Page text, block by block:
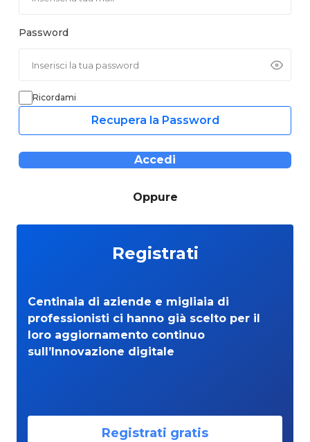
Password
Ricordami
Recupera la Password
Accedi
Oppure
Registrati
Centinaia di aziende e migliaia di
professionisti ci hanno già scelto per il
loro aggiornamento continuo
sull’Innovazione digitale
Registrati gratis